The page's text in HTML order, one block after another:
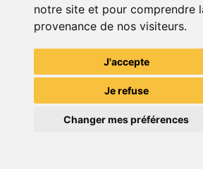
notre site et pour comprendre
provenance de nos visiteurs.
J'accepte
Je refuse
Changer mes préférences
73.00 € 0 180.00 €
La Mystérieuse Librairie
Nantaise
Grenier du
Télécharge notre app pour une
Télécharger l'app